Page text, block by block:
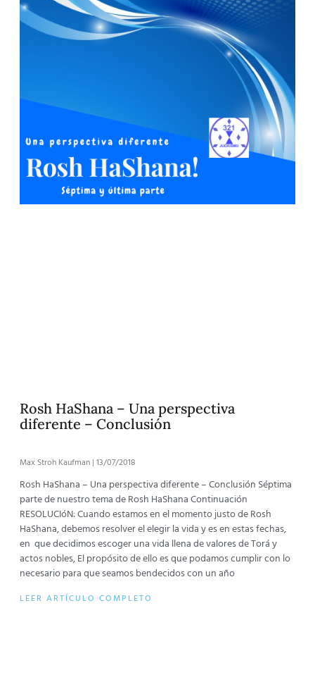
Rosh HaShana – Una perspectiva
diferente – Conclusión
Max Stroh Kaufman 13/07/2018
Rosh HaShana – Una perspectiva diferente – Conclusión Séptima
parte de nuestro tema de Rosh HaShana Continuación
RESOLUCIóN: Cuando estamos en el momento justo de Rosh
HaShana, debemos resolver el elegir la vida y es en estas fechas,
en que decidimos escoger una vida llena de valores de Torá y
actos nobles, El propósito de ello es que podamos cumplir con lo
necesario para que seamos bendecidos con un año
LEER ARTÍCULO COMPLETO